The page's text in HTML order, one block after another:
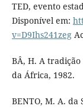
TED, evento
Disponível em:
v=D9Ihs241zeg
BÂ, H. A
da África, 1982.
BENTO, M. A. da